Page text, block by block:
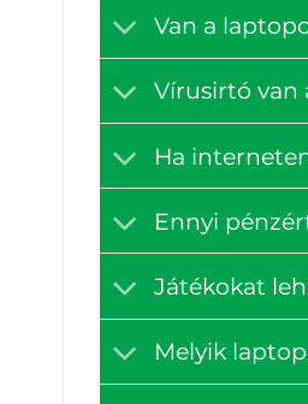
Van a
Vírusirtó van
Ha
Ennyi
Játékokat
Melyik